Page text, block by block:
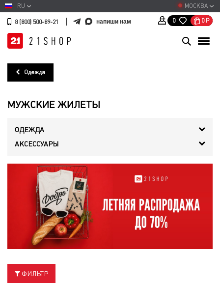
МОСКВА
RU
8 (800) 500-89-21 напиши нам 0 0 Р
Одежда
МУЖСКИЕ ЖИЛЕТЫ
ОДЕЖДА
АКСЕССУАРЫ
ФИЛЬТР